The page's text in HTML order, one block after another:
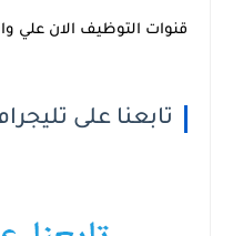
قنوات التوظيف الان علي
تابعنا على